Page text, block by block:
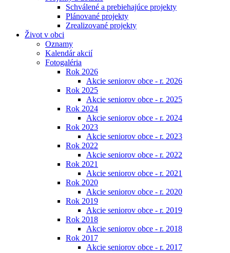
Schválené a prebiehajúce projekty
Plánované projekty
Zrealizované projekty
Život v obci
Oznamy
Kalendár akcií
Fotogaléria
Rok 2026
Akcie seniorov obce - r. 2026
Rok 2025
Akcie seniorov obce - r. 2025
Rok 2024
Akcie seniorov obce - r. 2024
Rok 2023
Akcie seniorov obce - r. 2023
Rok 2022
Akcie seniorov obce - r. 2022
Rok 2021
Akcie seniorov obce - r. 2021
Rok 2020
Akcie seniorov obce - r. 2020
Rok 2019
Akcie seniorov obce - r. 2019
Rok 2018
Akcie seniorov obce - r. 2018
Rok 2017
Akcie seniorov obce - r. 2017